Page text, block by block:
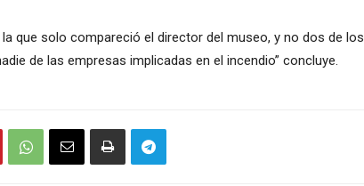
que solo compareció el director del museo, y no dos de los
de las empresas implicadas en el incendio” concluye.